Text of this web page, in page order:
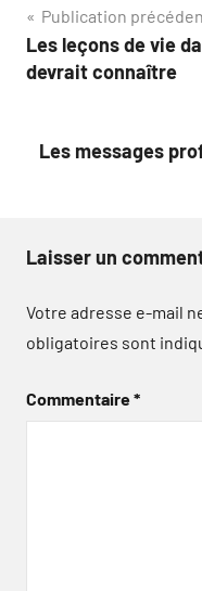
Navigation
de
Publication
Les leçons de vie
devrait connaître
Les messages
Laisser un
Votre adresse e-mail
obligatoires sont
Commentaire*